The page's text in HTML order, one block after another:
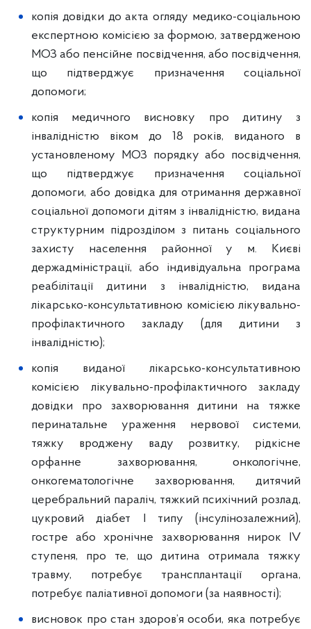
копія довідки до акта огляду медико-соціальною
експертною комісією за формою, затвердженою
МОЗ або пенсійне посвідчення, або посвідчення,
що підтверджує призначення соціальної
допомоги;
копія медичного висновку про дитину з
інвалідністю віком до 18 років, виданого в
установленому МОЗ порядку або посвідчення,
що підтверджує призначення соціальної
допомоги, або довідка для отримання державної
соціальної допомоги дітям з інвалідністю, видана
структурним підрозділом з питань соціального
захисту населення районної у м. Києві
держадміністрації, або індивідуальна програма
реабілітації дитини з інвалідністю, видана
лікарсько-консультативною комісією лікувально-
профілактичного закладу (для дитини з
інвалідністю);
копія виданої лікарсько-консультативною
комісією лікувально-профілактичного закладу
довідки про захворювання дитини на тяжке
перинатальне ураження нервової системи,
тяжку вроджену ваду розвитку, рідкісне
орфанне захворювання, онкологічне,
онкогематологічне захворювання, дитячий
церебральний параліч, тяжкий психічний розлад,
цукровий діабет I типу (інсулінозалежний),
гостре або хронічне захворювання нирок IV
ступеня, про те, що дитина отримала тяжку
травму, потребує трансплантації органа,
потребує паліативної допомоги (за наявності);
висновок про стан здоров’я особи, яка потребує